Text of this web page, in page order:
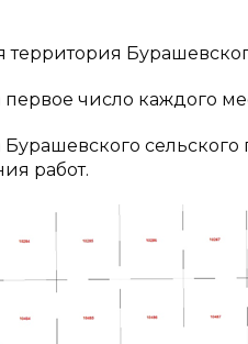
число каждого
Бурашевского
работ.